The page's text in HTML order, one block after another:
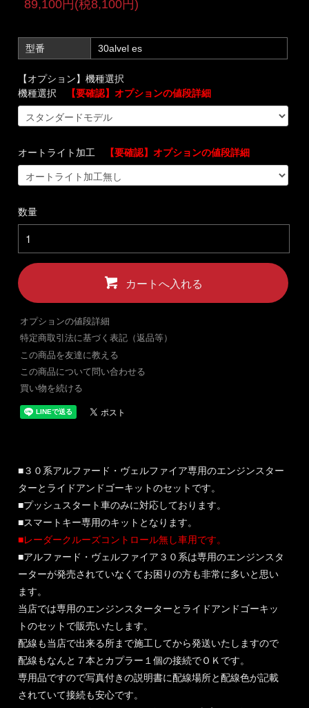
89,100円(税8,100円)
型番 30alvel es
【オプション】機種選択
機種選択
【要確認】オプションの値段詳細
オートライト加工 【要確認】オプションの値段詳細
数量
カートへ入れる
オプションの値段詳細
特定商取引法に基づく表記（返品等）
この商品を友達に教える
この商品について問い合わせる
買い物を続ける
■３０系アルファード・ヴェルファイア専用のエンジンスター
ターとライドアンドゴーキットのセットです。
■プッシュスタート車のみに対応しております。
■スマートキー専用のキットとなります。
■レーダークルーズコントロール無し車用です。
■アルファード・ヴェルファイア３０系は専用のエンジンスタ
ーターが発売されていなくてお困りの方も非常に多いと思い
ます。
当店では専用のエンジンスターターとライドアンドゴーキッ
トのセットで販売いたします。
配線も当店で出来る所まで施工してから発送いたしますので
配線もなんと７本とカプラー１個の接続でＯＫです。
専用品ですので写真付きの説明書に配線場所と配線色が記載
されていて接続も安心です。